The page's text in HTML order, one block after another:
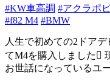
#KW車高調 #アクラポ
#f82 M4 #BMW
人生で初めての2ドア
てM4を購入しました🫩
お世話になっているユ